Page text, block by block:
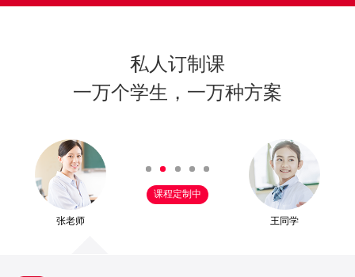
私人订制课
一万个学生，一万种方案
张老师
课程定制中
王同学